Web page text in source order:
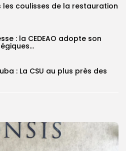
les coulisses de la restauration
: la CEDEAO adopte son
: La CSU au plus près des